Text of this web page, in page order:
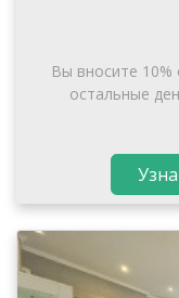
Вы вносите
остальные